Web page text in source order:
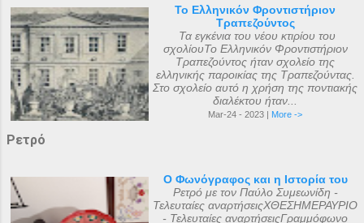
Το Ελληνικόν Φροντιστήριον
Τραπεζούντος
Τα εγκένια του νέου κτιρίου του
σχολίουΤο Ελληνικόν Φροντιστήριον
Τραπεζούντος ήταν σχολείο της
ελληνικής παροικίας της Τραπεζούντας.
Στο σχολείο αυτό η χρήση της ποντιακής
διαλέκτου ήταν...
Mar-24 - 2023 | More ->
Ρετρό
Ο Φωνόγραφος και η Ιστορία του
Ρετρό με τον Παύλο Συμεωνίδη -
Τελευταίες αναρτήσειςΧΘΕΣΗΜΕΡΑΥΡΙΟ
- Τελευταίες αναρτήσειςΓραμμόφωνο